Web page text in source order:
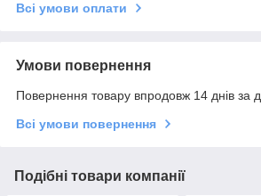
Всі умови оплати
Умови повернення
Повернення товару впродовж 14 днів за
Всі умови повернення
Подібні товари компанії